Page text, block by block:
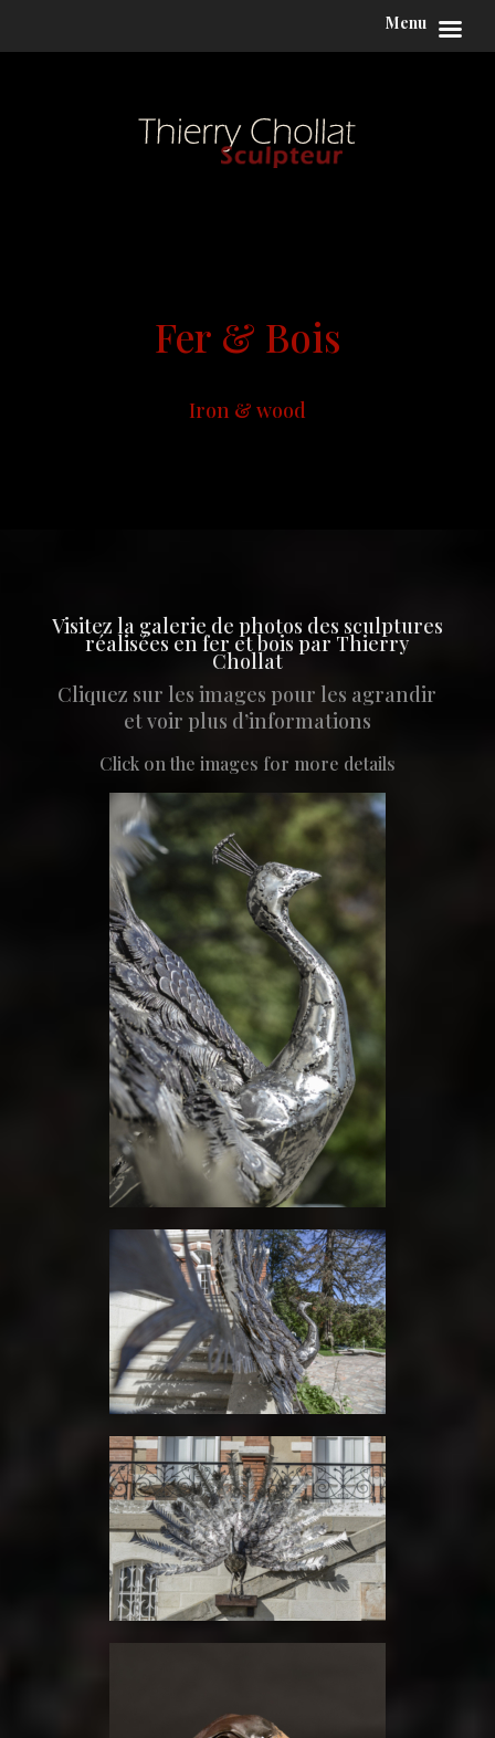
Fer & Bois
Iron & wood
Visitez la galerie de photos des sculptures
réalisées en fer et bois par Thierry
Chollat
Cliquez sur les images pour les agrandir
et voir plus d’informations
Click on the images for more details
Menu